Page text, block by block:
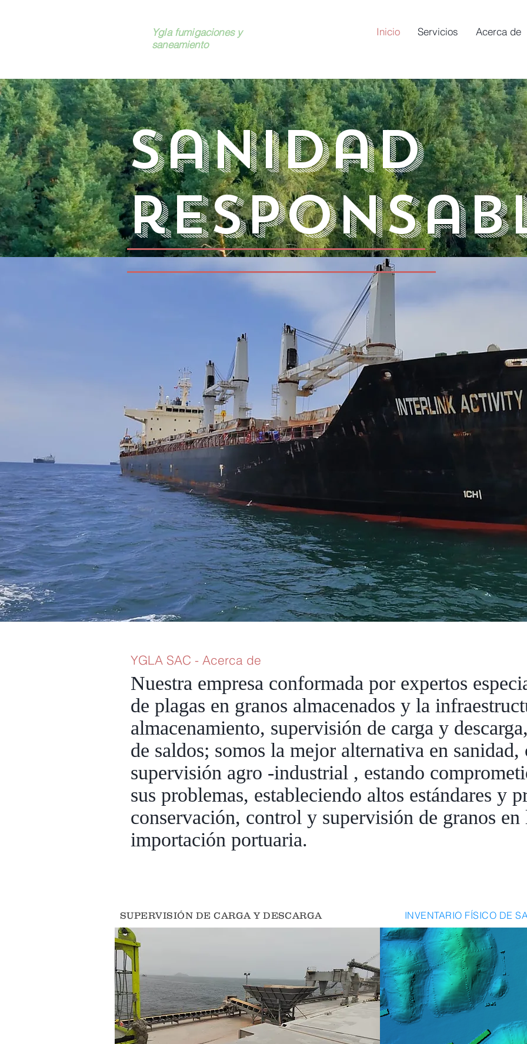
Ygla fumigaciones y
saneamiento
Inicio Servicios Acerca de
Sanidad
YGLA SAC - Acerca de
Nuestra empresa conformada por expertos
de plagas en granos almacenados y la
almacenamiento, supervisión de carga y
de saldos; somos la mejor alternativa en
supervisión agro -industrial , estando
sus problemas, estableciendo altos estándares y
conservación, control y supervisión de granos
importación portuaria.
SUPERVISIÓN DE CARGA Y DESCARGA INVENTARIO FÍSICO DE